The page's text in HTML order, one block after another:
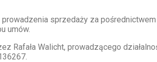
prowadzenia sprzedaży za
umów.
Rafała Walicht, prowadzącego